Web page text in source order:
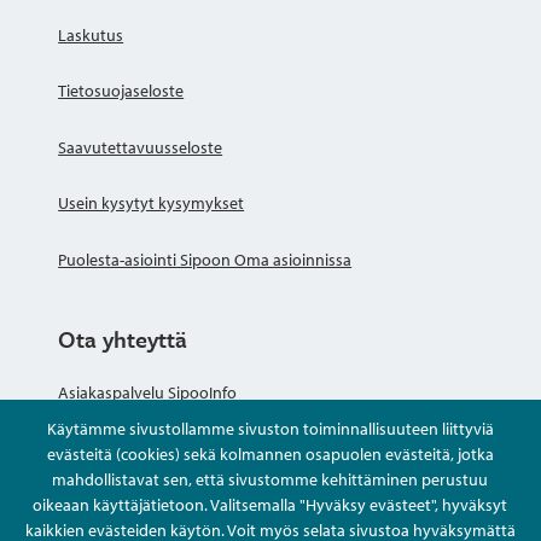
Käytämme sivustollamme sivuston toiminnallisuuteen liittyviä
evästeitä (cookies) sekä kolmannen osapuolen evästeitä, jotka
mahdollistavat sen, että sivustomme kehittäminen perustuu
oikeaan käyttäjätietoon. Valitsemalla "Hyväksy evästeet", hyväksyt
kaikkien evästeiden käytön. Voit myös selata sivustoa hyväksymättä
Laskutus
Tietosuojaseloste
Saavutettavuusseloste
Usein kysytyt kysymykset
Puolesta-asiointi Sipoon Oma asioinnissa
Ota yhteyttä
Asiakaspalvelu SipooInfo
Anna palautetta nimettömästi
Kysy tai asioi